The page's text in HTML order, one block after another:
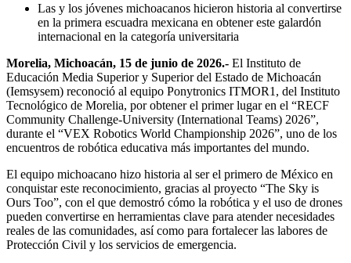
Las y los jóvenes michoacanos hicieron historia al convertirse
en la primera escuadra mexicana en obtener este galardón
internacional en la categoría universitaria
Morelia, Michoacán, 15 de junio de 2026.- El Instituto de
Educación Media Superior y Superior del Estado de Michoacán
(Iemsysem) reconoció al equipo Ponytronics ITMOR1, del Instituto
Tecnológico de Morelia, por obtener el primer lugar en el “RECF
Community Challenge-University (International Teams) 2026”,
durante el “VEX Robotics World Championship 2026”, uno de los
encuentros de robótica educativa más importantes del mundo.
El equipo michoacano hizo historia al ser el primero de México en
conquistar este reconocimiento, gracias al proyecto “The Sky is
Ours Too”, con el que demostró cómo la robótica y el uso de drones
pueden convertirse en herramientas clave para atender necesidades
reales de las comunidades, así como para fortalecer las labores de
Protección Civil y los servicios de emergencia.